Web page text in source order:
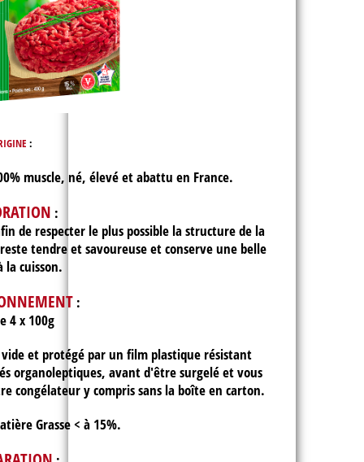
:
muscle, né, élevé et abattu en France.
:
de respecter le plus possible la structure de la
tendre et savoureuse et conserve une belle
la cuisson.
:
4 x 100g
et protégé par un film plastique résistant
organoleptiques, avant d'être surgelé et vous
congélateur y compris sans la boîte en carton.
Grasse < à 15%.